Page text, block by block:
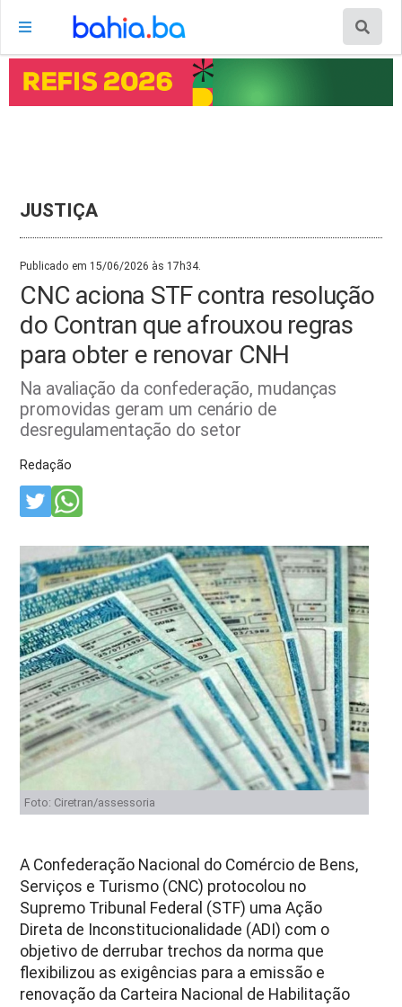
JUSTIÇA
Publicado em 15/06/2026 às 17h34.
CNC aciona STF contra resolução
do Contran que afrouxou regras
para obter e renovar CNH
Na avaliação da confederação, mudanças
promovidas geram um cenário de
desregulamentação do setor
Redação
Foto: Ciretran/assessoria
A Confederação Nacional do Comércio de Bens,
Serviços e Turismo (CNC) protocolou no
Supremo Tribunal Federal (STF) uma Ação
Direta de Inconstitucionalidade (ADI) com o
objetivo de derrubar trechos da norma que
flexibilizou as exigências para a emissão e
renovação da Carteira Nacional de Habilitação